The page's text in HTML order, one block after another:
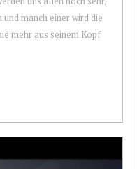
manch einer wird die
mehr aus seinem Kopf